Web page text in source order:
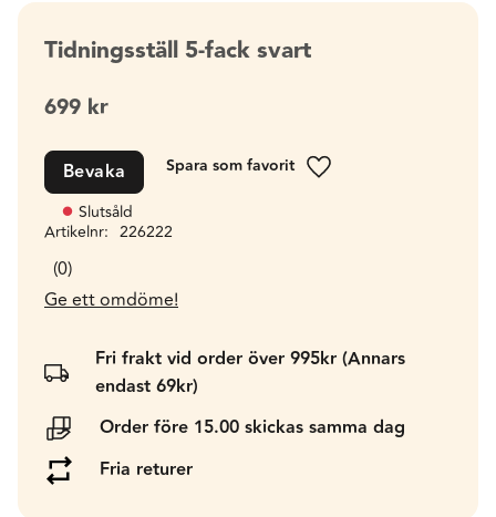
Tidningsställ 5-fack svart
699 kr
Lägg till i favoriter
Bevaka
Slutsåld
Artikelnr
226222
0
Ge ett omdöme!
Fri frakt vid order över 995kr (Annars
endast 69kr)
Order före 15.00 skickas samma dag
Fria returer